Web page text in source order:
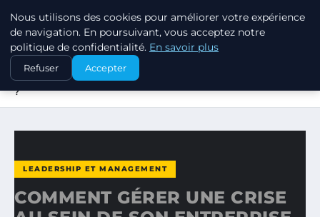
MARKETING STRATEGIQUE
ACCUEIL
LEADERSHIP ET MANAGEMENT
COMMENT GÉRER UNE CRISE AU SEIN DE SON ENTREPRISE
?
LEADERSHIP ET MANAGEMENT
COMMENT GÉRER UNE CRISE
Nous utilisons des cookies pour améliorer votre expérience
de navigation. En poursuivant, vous acceptez notre
politique de confidentialité. En savoir plus
Refuser Accepter